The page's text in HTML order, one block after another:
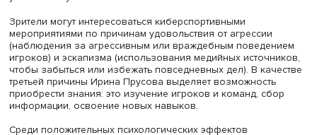
«Хороший киберспортсмен должен в первую очередь
заботиться о себе и своем здоровье», — подчеркивает
Атауллин. Профессионалы-киберспортсмены уделяют
внимание питанию, режиму сна и физическим
Если игрок состоит в команде, то с большей долей
вероятности за дисциплиной и тренировочным
будет следить тренер или менеджер, а иногда и
нутрициологом.